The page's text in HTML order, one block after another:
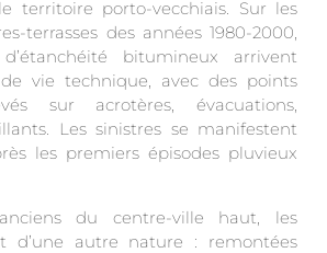
territoire porto-vecchiais. Sur les
terrasses des années 1980-2000,
bitumineux arrivent
vie technique, avec des points
sur acrotères, évacuations,
Les sinistres se manifestent
les premiers épisodes pluvieux
du centre-ville haut, les
d’une autre nature : remontées